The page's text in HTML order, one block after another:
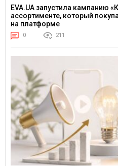
EVA.UA запустила кампанию
ассортименте, который
на платформе
0 211